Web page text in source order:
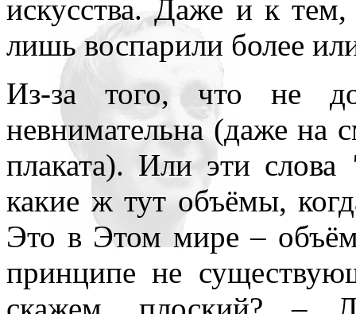
искусства. Даже и к тем,
лишь воспарили более
Из-за того, что не
невнимательна (даже на
плаката). Или эти слова
какие ж тут объёмы,
Это в Этом мире –
принципе не